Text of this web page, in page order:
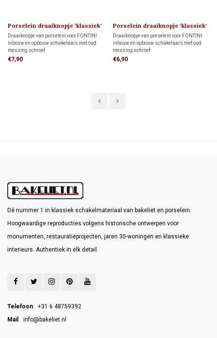
Porselein draaiknopje 'klassiek'
1910
Draaiknopje van porselein voor FONTINI
inbouw en opbouw schakelaars met oud
messing schroef
€7,90
Porselein draaiknopje 'klassiek'
1910
Draaiknopje van porselein voor FONTINI
inbouw en opbouw schakelaars met oud
messing schroef
€6,90
Dé nummer 1 in klassiek schakelmateriaal van bakeliet en porselein.
Hoogwaardige reproducties volgens historische ontwerpen voor
monumenten, restauratieprojecten, jaren 30-woningen en klassieke
interieurs. Authentiek in elk detail.
Telefoon
+31 6 48759392
Mail
info@bakeliet.nl